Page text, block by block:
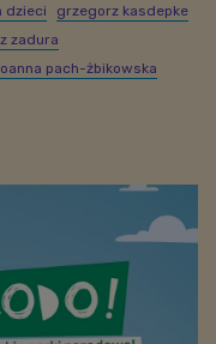
dzieci
grzegorz kasdepke
zadura
pach-żbikowska